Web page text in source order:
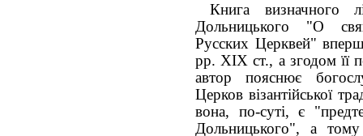
Книга визначного
Дольницького "О
Русских Церквей"
рр. ХІХ ст., а згодом її
автор пояснює
Церков візантійської
вона, по-суті, є
Дольницького", а